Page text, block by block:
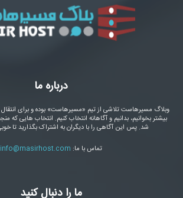
درباره ما
وبلاگ مسیرهاست تلاشی از تیم «مسیرهاست» بوده و برای
بیشتر بخوانیم، بدانیم و آگاهانه انتخاب کنیم. انتخاب هایی که
شد. پس این آگاهی را با دیگران به اشتراک بگذارید تا
تماس با ما: info@masirhost.com
ما را دنبال کنید